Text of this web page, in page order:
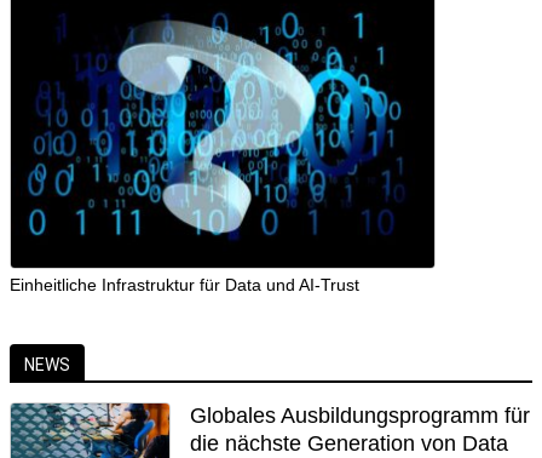
Einheitliche Infrastruktur für Data und AI-Trust
NEWS
Globales Ausbildungsprogramm für
die nächste Generation von Data